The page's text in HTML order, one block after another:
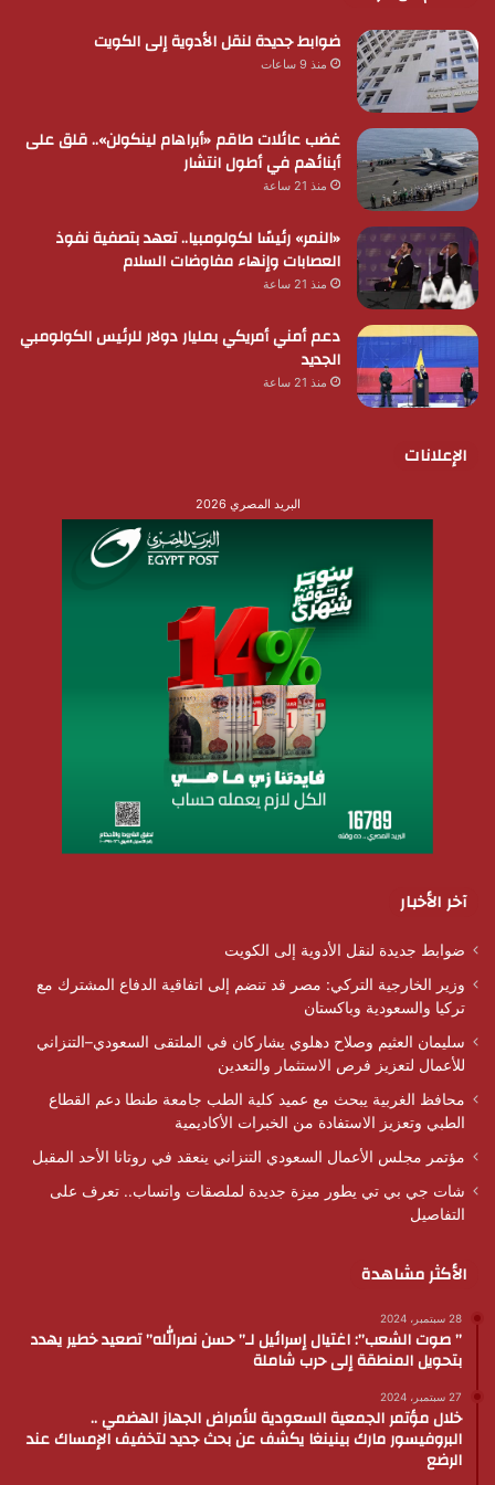
ضوابط جديدة لنقل الأدوية إلى الكويت
منذ 9 ساعات
غضب عائلات طاقم «أبراهام لينكولن».. قلق على
أبنائهم في أطول انتشار
منذ 21 ساعة
«النمر» رئيسًا لكولومبيا.. تعهد بتصفية نفوذ
العصابات وإنهاء مفاوضات السلام
منذ 21 ساعة
دعم أمني أمريكي بمليار دولار للرئيس الكولومبي
الجديد
منذ 21 ساعة
الإعلانات
البريد المصري 2026
آخر الأخبار
ضوابط جديدة لنقل الأدوية إلى الكويت
وزير الخارجية التركي: مصر قد تنضم إلى اتفاقية الدفاع المشترك مع
تركيا والسعودية وباكستان
سليمان العثيم وصلاح دهلوي يشاركان في الملتقى السعودي–التنزاني
للأعمال لتعزيز فرص الاستثمار والتعدين
محافظ الغربية يبحث مع عميد كلية الطب جامعة طنطا دعم القطاع
الطبي وتعزيز الاستفادة من الخبرات الأكاديمية
مؤتمر مجلس الأعمال السعودي التنزاني ينعقد في روتانا الأحد المقبل
شات جي بي تي يطور ميزة جديدة لملصقات واتساب.. تعرف على
التفاصيل
الأكثر مشاهدة
28 سبتمبر، 2024
” صوت الشعب”: اغتيال إسرائيل لـ” حسن نصرالله” تصعيد خطير يهدد
بتحويل المنطقة إلى حرب شاملة
27 سبتمبر، 2024
خلال مؤتمر الجمعية السعودية للأمراض الجهاز الهضمي ..
البروفيسور مارك بينينغا يكشف عن بحث جديد لتخفيف الإمساك عند
الرضع